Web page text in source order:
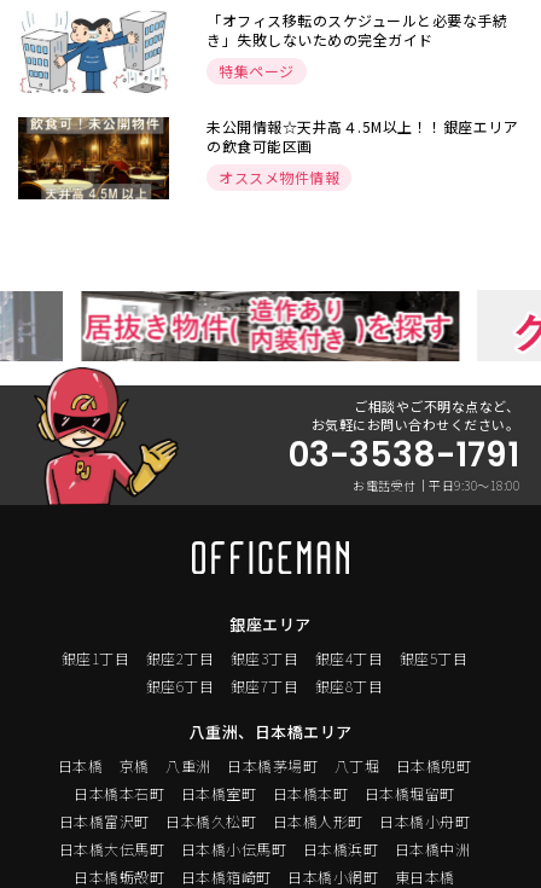
「オフィス移転のスケジュールと必要な手続
き」失敗しないための完全ガイド
特集ページ
未公開情報☆天井高４.5M以上！！銀座エリア
の飲食可能区画
オススメ物件情報
ご相談やご不明な点など、
お気軽にお問い合わせください。
03-3538-1791
お電話受付｜平日9:30〜18:00
銀座エリア
銀座1丁目 銀座2丁目 銀座3丁目 銀座4丁目
銀座5丁目
銀座6丁目
銀座7丁目 銀座8丁目
八重洲、日本橋エリア
日本橋 京橋 八重洲 日本橋茅場町 八丁堀
日本橋兜町
日本橋本石町
日本橋室町 日本橋本町
日本橋堀留町
日本橋富沢町
日本橋久松町 日本橋人形町
日本橋小舟町
日本橋大伝馬町
日本橋小伝馬町 日本橋浜町
日本橋中洲
日本橋蛎殻町
日本橋箱崎町 日本橋小網町 東日本橋